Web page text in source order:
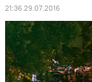
21:36 29.07.2016